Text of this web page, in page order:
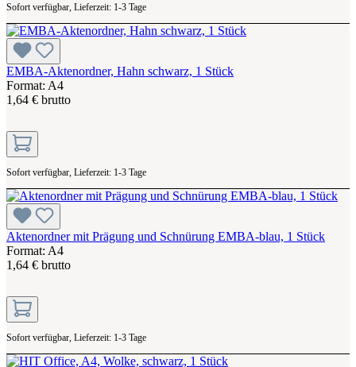
Sofort verfügbar, Lieferzeit: 1-3 Tage
EMBA-Aktenordner, Hahn schwarz, 1 Stück
Format: A4
1,64 € brutto
Sofort verfügbar, Lieferzeit: 1-3 Tage
Aktenordner mit Prägung und Schnürung EMBA-blau, 1 Stück
Format: A4
1,64 € brutto
Sofort verfügbar, Lieferzeit: 1-3 Tage